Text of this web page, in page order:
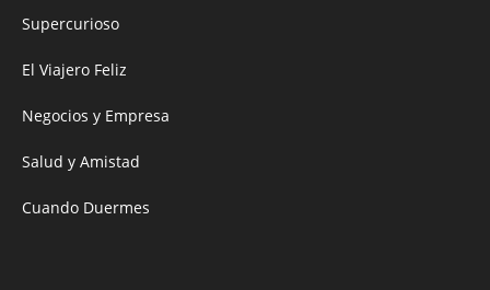
Supercurioso
El Viajero Feliz
Negocios y Empresa
Salud y Amistad
Cuando Duermes